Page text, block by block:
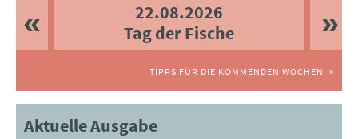
22.08.2026
Tag der Fische
TIPPS FÜR DIE KOMMENDEN WOCHEN
Aktuelle Ausgabe